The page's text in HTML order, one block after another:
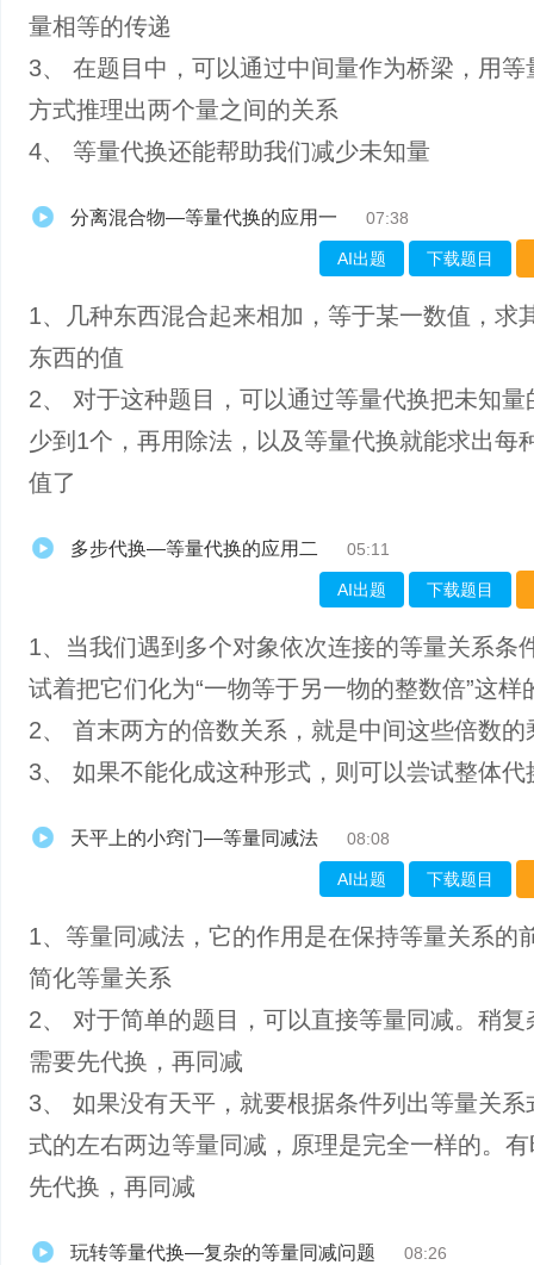
量相等的传递
3、 在题目中，可以通过中间量作为桥梁，用等
方式推理出两个量之间的关系
4、 等量代换还能帮助我们减少未知量
分离混合物—等量代换的应用一 07:38
AI出题 下载题目
1、几种东西混合起来相加，等于某一数值，求
东西的值
2、 对于这种题目，可以通过等量代换把未知量
少到1个，再用除法，以及等量代换就能求出每
值了
多步代换—等量代换的应用二 05:11
AI出题 下载题目
1、当我们遇到多个对象依次连接的等量关系条
试着把它们化为“一物等于另一物的整数倍”这样
2、 首末两方的倍数关系，就是中间这些倍数的
3、 如果不能化成这种形式，则可以尝试整体代
天平上的小窍门—等量同减法 08:08
AI出题 下载题目
1、​等量同减法，它的作用是在保持等量关系的
简化等量关系
2、 对于简单的题目，可以直接等量同减。稍复
需要先代换，再同减
3、 如果没有天平，就要根据条件列出等量关系
式的左右两边等量同减，原理是完全一样的。
先代换，再同减
玩转等量代换—复杂的等量同减问题 08:26